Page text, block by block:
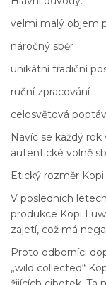
velmi malý objem
náročný sběr
unikátní tradiční
ruční zpracování
celosvětová
Navíc se každý
autentické volně
Etický rozměr
V posledních
produkce Kopi
zajetí, což má
Proto odborníci
„wild collected“